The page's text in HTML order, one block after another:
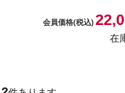
会員価格(税込)
在